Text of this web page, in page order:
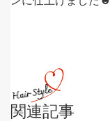
関連記事